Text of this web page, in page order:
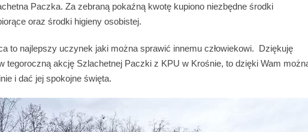
Paczka. Za zebraną pokaźną kwotę kupiono niezbędne środki
oraz środki higieny osobistej.
to najlepszy uczynek jaki można sprawić innemu człowiekowi. Dziękuję
tegoroczną akcję Szlachetnej Paczki z KPU w Krośnie, to dzięki Wam
i dać jej spokojne święta.